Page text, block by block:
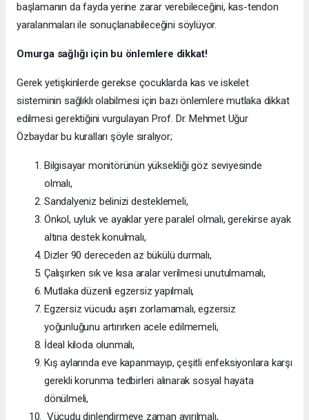
başlamanın da fayda yerine zarar verebileceğini, kas-tendon
yaralanmaları ile sonuçlanabileceğini söylüyor.
Omurga sağlığı için bu önlemlere dikkat!
Gerek yetişkinlerde gerekse çocuklarda kas ve iskelet
sisteminin sağlıklı olabilmesi için bazı önlemlere mutlaka dikkat
edilmesi gerektiğini vurgulayan Prof. Dr. Mehmet Uğur
Özbaydar bu kuralları şöyle sıralıyor;
Bilgisayar monitörünün yüksekliği göz seviyesinde
olmalı,
Sandalyeniz belinizi desteklemeli,
Önkol, uyluk ve ayaklar yere paralel olmalı, gerekirse ayak
altına destek konulmalı,
Dizler 90 dereceden az bükülü durmalı,
Çalışırken sık ve kısa aralar verilmesi unutulmamalı,
Mutlaka düzenli egzersiz yapılmalı,
Egzersiz vücudu aşırı zorlamamalı, egzersiz
yoğunluğunu artırırken acele edilmemeli,
İdeal kiloda olunmalı,
Kış aylarında eve kapanmayıp, çeşitli enfeksiyonlara karşı
gerekli korunma tedbirleri alınarak sosyal hayata
dönülmeli,
Vücudu dinlendirmeye zaman ayırılmalı,